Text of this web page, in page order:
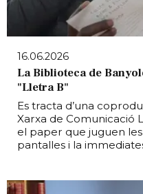
16.06.2026
La Biblioteca de
"Lletra B"
Es tracta d’una
Xarxa de Comunicació
el paper que juguen
pantalles i la